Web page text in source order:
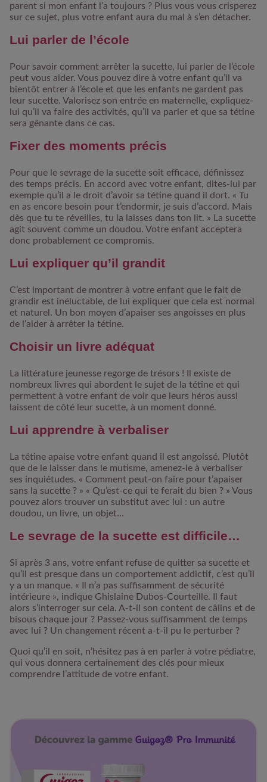
parent si mon enfant l’a toujours ? Plus vous vous crisperez
sur ce sujet, plus votre enfant aura du mal à s’en détacher.
Lui parler de l’école
Pour savoir comment arrêter la sucette, lui parler de l’école
peut vous aider. Vous pouvez dire à votre enfant qu’il va
bientôt entrer à l’école et que les enfants ne gardent pas
leur sucette. Valorisez son entrée en maternelle, expliquez-
lui qu’il va faire des activités, qu’il va parler et que sa tétine
sera gênante dans ce cas.
Fixer des moments précis
Pour que le sevrage de la sucette soit efficace, définissez
des temps précis. En accord avec votre enfant, dites-lui par
exemple qu’il a le droit d’avoir sa tétine quand il dort. « Tu
en as encore besoin pour t’endormir, je suis d’accord. Mais
dès que tu te réveilles, tu la laisses dans ton lit. » La sucette
agit souvent comme un doudou. Votre enfant acceptera
donc probablement ce compromis.
Lui expliquer qu’il grandit
C’est important de montrer à votre enfant que le fait de
grandir est inéluctable, de lui expliquer que cela est normal
et naturel. Un bon moyen d’apaiser ses angoisses en plus
de l’aider à arrêter la tétine.
Choisir un livre adéquat
La littérature jeunesse regorge de trésors ! Il existe de
nombreux livres qui abordent le sujet de la tétine et qui
permettent à votre enfant de voir que leurs héros aussi
laissent de côté leur sucette, à un moment donné.
Lui apprendre à verbaliser
La tétine apaise votre enfant quand il est angoissé. Plutôt
que de le laisser dans le mutisme, amenez-le à verbaliser
ses inquiétudes. « Comment peut-on faire pour t’apaiser
sans la sucette ? » « Qu’est-ce qui te ferait du bien ? » Vous
pouvez alors trouver un substitut avec lui : un autre
doudou, un livre, un objet…
Le sevrage de la sucette est difficile…
Si après 3 ans, votre enfant refuse de quitter sa sucette et
qu’il est presque dans un comportement addictif, c’est qu’il
y a un manque. « Il n’a pas suffisamment de sécurité
intérieure », indique Ghislaine Dubos-Courteille. Il faut
alors s’interroger sur cela. A-t-il son content de câlins et de
bisous chaque jour ? Passez-vous suffisamment de temps
avec lui ? Un changement récent a-t-il pu le perturber ?
Quoi qu’il en soit, n’hésitez pas à en parler à votre pédiatre,
qui vous donnera certainement des clés pour mieux
comprendre l’attitude de votre enfant.